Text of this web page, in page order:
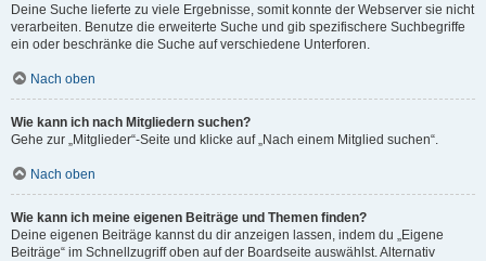
Deine Suche lieferte zu viele Ergebnisse, somit konnte der Webserver sie nicht
verarbeiten. Benutze die erweiterte Suche und gib spezifischere Suchbegriffe
ein oder beschränke die Suche auf verschiedene Unterforen.
Nach oben
Wie kann ich nach Mitgliedern suchen?
Gehe zur „Mitglieder“-Seite und klicke auf „Nach einem Mitglied suchen“.
Nach oben
Wie kann ich meine eigenen Beiträge und Themen finden?
Deine eigenen Beiträge kannst du dir anzeigen lassen, indem du „Eigene
Beiträge“ im Schnellzugriff oben auf der Boardseite auswählst. Alternativ